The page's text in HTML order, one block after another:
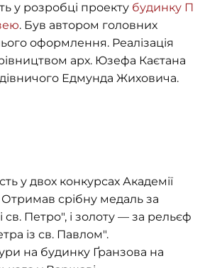
у розробці проекту будинку П
. Був автором головних
оформлення. Реалізація
арх. Юзефа Каєтана
Едмунда Жиховича.
у двох конкурсах Академії
Отримав срібну медаль за
св. Петро", і золоту — за рельєф
із св. Павлом".
на будинку Ґранзова на